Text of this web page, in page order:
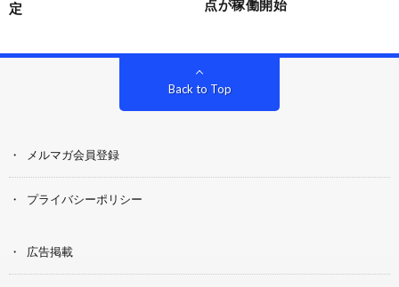
定
点が稼働開始
Back to Top
メルマガ会員登録
プライバシーポリシー
広告掲載